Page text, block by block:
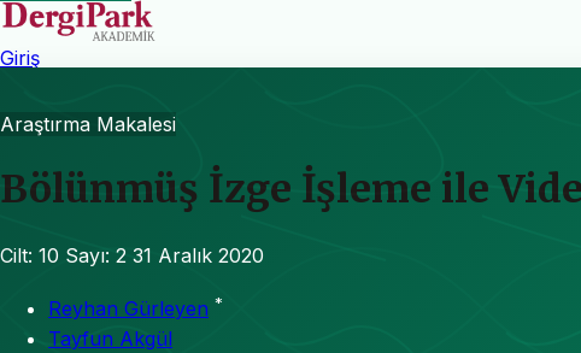
Giriş
Araştırma Makalesi
Bölünmüş İzge İşleme ile
Cilt: 10 Sayı: 2 31 Aralık 2020
Reyhan Gürleyen *
Tayfun Akgül